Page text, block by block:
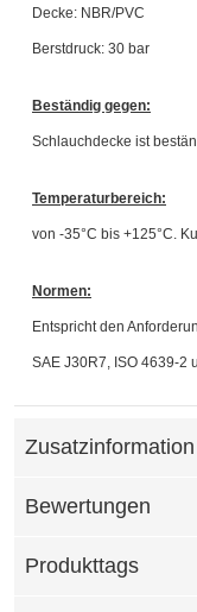
Decke: NBR/PVC
Berstdruck: 30 bar
Beständig gegen:
Schlauchdecke ist
Temperaturbereich:
von -35°C bis +125°C.
Normen:
Entspricht den
SAE J30R7, ISO 4639-2
Zusatzinformation
Bewertungen
Produkttags